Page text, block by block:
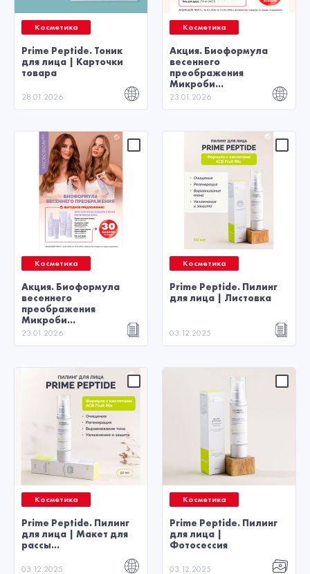
Косметика
Prime Peptide. Тоник
для лица | Карточки
товара
28.01.2026
Косметика
Акция. Биоформула
весеннего
преображения
Микроби...
23.01.2026
Косметика
Акция. Биоформула
весеннего
преображения
Микроби...
23.01.2026
Косметика
Prime Peptide. Пилинг
для лица | Листовка
03.12.2025
Косметика
Prime Peptide. Пилинг
для лица | Макет для
рассы...
03.12.2025
Косметика
Prime Peptide. Пилинг
для лица |
Фотосессия
03.12.2025